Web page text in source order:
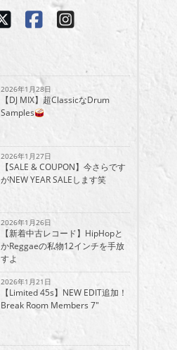
2026年1月28日
【DJ MIX】超ClassicなDrum
Samples
2026年1月27日
【SALE & COUPON】今さらです
がNEW YEAR SALEします笑
2026年1月26日
【新着中古レコード】HipHopと
かReggaeの私物12インチを手放
すよ
2026年1月21日
【Limited 45s】NEW EDIT追加！
Break Room Members 7″